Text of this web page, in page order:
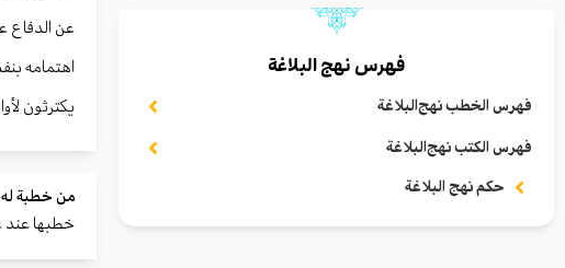
فهرس نهج البلاغة
فهرس الخطب نهج‌البلاغة
فهرس الكتب نهج‌البلاغة
حكم نهج البلاغة
عن الدفاع
اهتمامه
يكترثون
من خطبة له
خطبها عند